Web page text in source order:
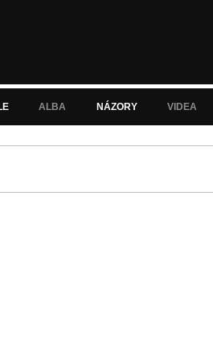
ALBA NÁZORY VIDEA